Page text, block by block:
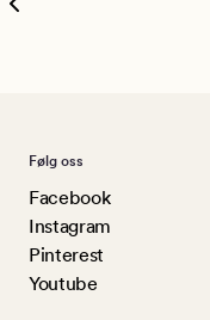
Følg oss
Facebook
Instagram
Pinterest
Youtube